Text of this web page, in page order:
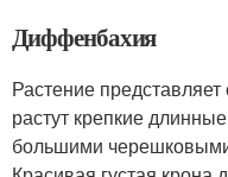
Диффенбахия
Растение представляет
растут крепкие
большими